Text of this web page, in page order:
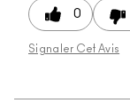
0
Signaler Cet Avis